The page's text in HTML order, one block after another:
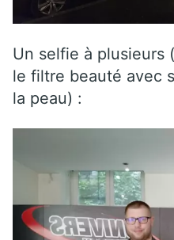
Un selfie à plusieurs
le filtre beauté avec
la peau) :